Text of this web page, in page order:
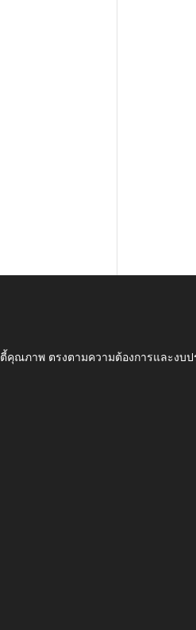
ตี้คุณภาพ ตรงตามความต้องการและง